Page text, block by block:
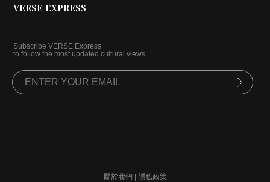
VERSE EXPRESS
Subscribe VERSE Express
to follow the most updated cultural views.
關於我們 隱私政策